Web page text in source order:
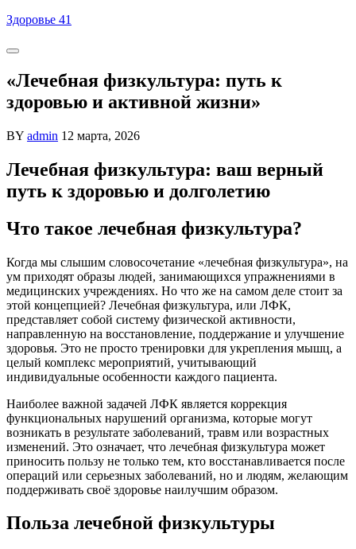
Skip
content
Здоровье 41
«Лечебная физкультура: путь к
здоровью и активной жизни»
BY admin 12 марта, 2026
Лечебная физкультура: ваш верный
путь к здоровью и долголетию
Что такое лечебная физкультура?
Когда мы слышим словосочетание «лечебная физкультура», на
ум приходят образы людей, занимающихся упражнениями в
медицинских учреждениях. Но что же на самом деле стоит за
этой концепцией? Лечебная физкультура, или ЛФК,
представляет собой систему физической активности,
направленную на восстановление, поддержание и улучшение
здоровья. Это не просто тренировки для укрепления мышц, а
целый комплекс мероприятий, учитывающий
индивидуальные особенности каждого пациента.
Наиболее важной задачей ЛФК является коррекция
функциональных нарушений организма, которые могут
возникать в результате заболеваний, травм или возрастных
изменений. Это означает, что лечебная физкультура может
приносить пользу не только тем, кто восстанавливается после
операций или серьезных заболеваний, но и людям, желающим
поддерживать своё здоровье наилучшим образом.
Польза лечебной физкультуры